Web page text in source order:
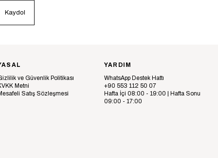
Kaydol
ve Güvenlik Politikası
Metni
Satış Sözleşmesi
YARDIM
WhatsApp Destek Hattı
+90 553 112 50 07
Hafta İçi 08:00 - 19:00 | Hafta Sonu
09:00 - 17:00